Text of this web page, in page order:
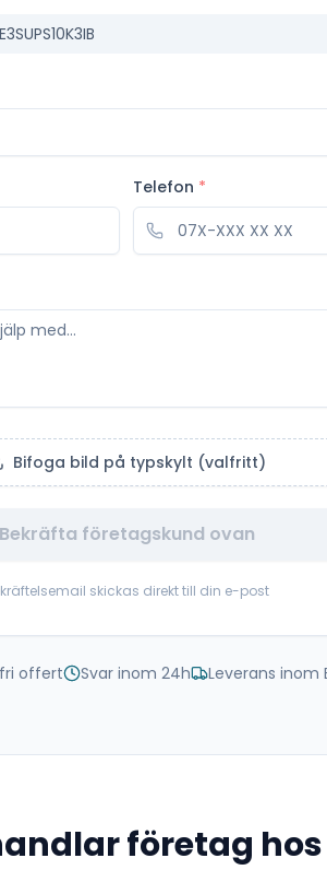
Telefon *
Bifoga bild på typskylt (valfritt)
Bekräfta företagskund ovan
skickas direkt till din e-post
offert Svar inom 24h Leverans inom
företag hos